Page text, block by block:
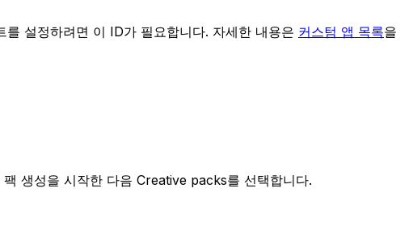
설정하려면 이 ID가 필요합니다. 자세한 내용은 커스텀 앱 목록을
생성을 시작한 다음 Creative packs를 선택합니다.